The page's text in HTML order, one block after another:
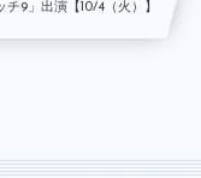
9」出演【10/4（火）】